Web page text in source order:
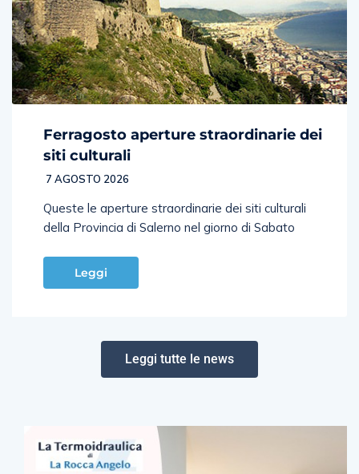
Ferragosto aperture straordinarie dei
siti culturali
7 AGOSTO 2026
Queste le aperture straordinarie dei siti culturali
della Provincia di Salerno nel giorno di Sabato
Leggi
Leggi tutte le news